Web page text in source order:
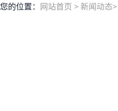
您的位置： 网站首页 >新闻动态